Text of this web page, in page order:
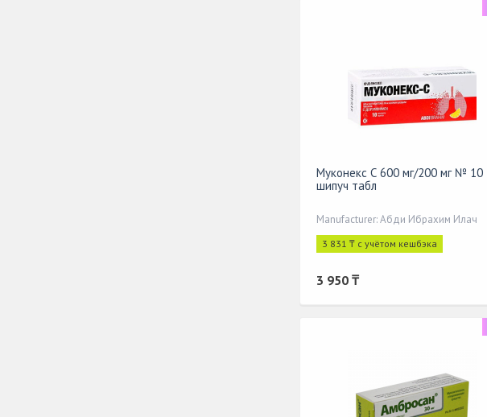
Муконекс С 600 мг/200 мг № 10
шипуч табл
Manufacturer: Абди Ибрахим Илач
3 831 ₸ с учётом кешбэка
3 950 ₸